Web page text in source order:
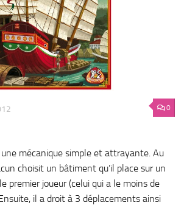
0
mécanique simple et attrayante. Au
choisit un bâtiment qu’il place sur un
premier joueur (celui qui a le moins de
il a droit à 3 déplacements ainsi